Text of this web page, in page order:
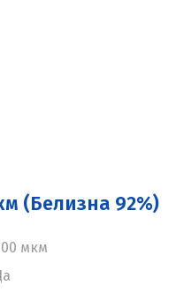
(Белизна 92%)
мкм